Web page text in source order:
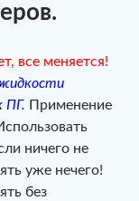
все меняется!
ПГ. Применение
ничего не
уже нечего!
без